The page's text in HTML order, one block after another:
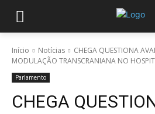
Início Notícias
CHEGA QUESTIONA
MODULAÇÃO TRANSCRANIANA NO
Parlamento
CHEGA